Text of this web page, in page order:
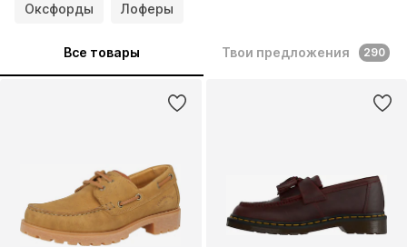
Оксфорды
Лоферы
Все товары Твои предложения 290